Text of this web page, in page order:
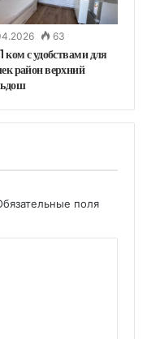
63
ком с удобствами для
район верхний
поля